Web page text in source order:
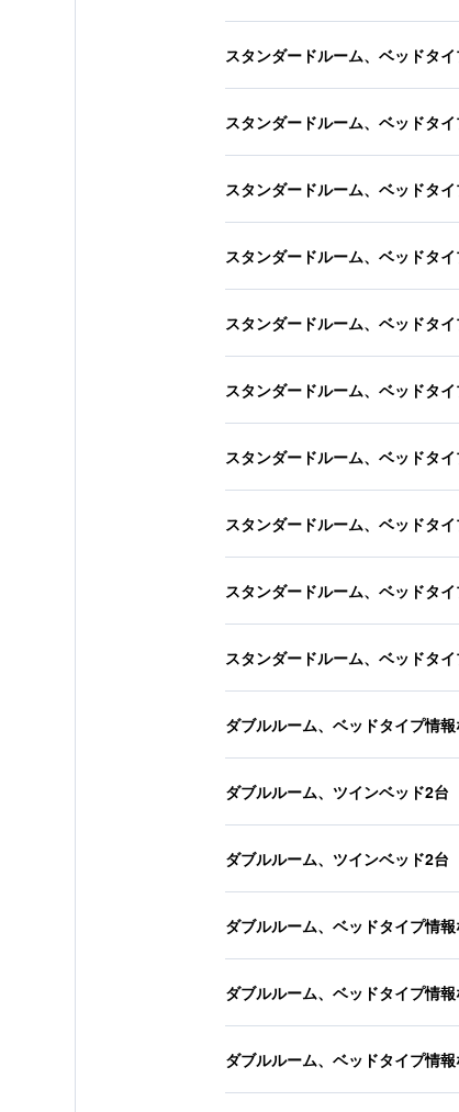
スタンダードルーム、ベッドタ
スタンダードルーム、ベッドタ
スタンダードルーム、ベッドタ
スタンダードルーム、ベッドタ
スタンダードルーム、ベッドタ
スタンダードルーム、ベッドタ
スタンダードルーム、ベッドタ
スタンダードルーム、ベッドタ
スタンダードルーム、ベッドタ
スタンダードルーム、ベッドタ
ダブルルーム、ベッドタイプ情報
ダブルルーム、ツインベッド2台
ダブルルーム、ツインベッド2台
ダブルルーム、ベッドタイプ情報
ダブルルーム、ベッドタイプ情報
ダブルルーム、ベッドタイプ情報